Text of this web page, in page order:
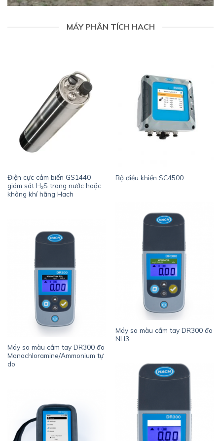
MÁY PHÂN TÍCH HACH
Điện cực cảm biến GS1440
giám sát H₂S trong nước hoặc
không khí hãng Hach
Bộ điều khiển SC4500
Máy so màu cầm tay DR300 đo
NH3
Máy so màu cầm tay DR300 đo
Monochloramine/Ammonium tự
do